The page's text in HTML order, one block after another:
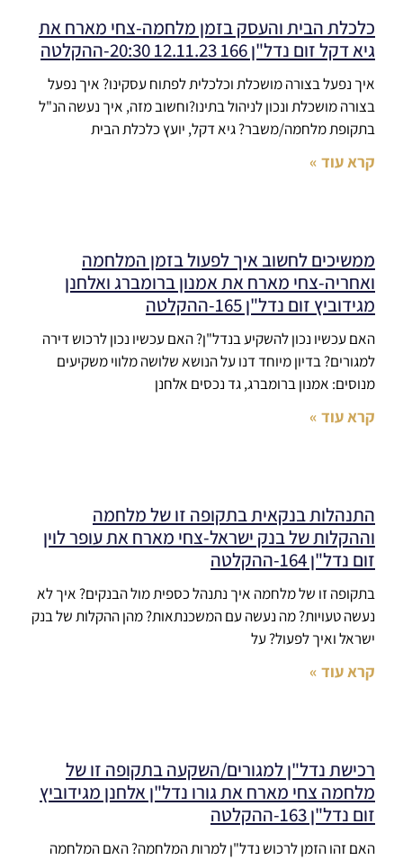
כלכלת הבית והעסק בזמן מלחמה-צחי מארח את
גיא דקל זום נדל"ן 166 12.11.23 20:30-ההקלטה
איך נפעל בצורה מושכלת וכלכלית לפתוח עסקינו? איך נפעל
בצורה מושכלת ונכון לניהול בתינו?וחשוב מזה, איך נעשה הנ"ל
בתקופת מלחמה/משבר? גיא דקל, יועץ כלכלת הבית
קרא עוד »
ממשיכים לחשוב איך לפעול בזמן המלחמה
ואחריה-צחי מארח את אמנון ברומברג ואלחנן
מגידוביץ זום נדל"ן 165-ההקלטה
האם עכשיו נכון להשקיע בנדל"ן? האם עכשיו נכון לרכוש דירה
למגורים? בדיון מיוחד דנו על הנושא שלושה מלווי משקיעים
מנוסים: אמנון ברומברג, גד נכסים אלחנן
קרא עוד »
התנהלות בנקאית בתקופה זו של מלחמה
וההקלות של בנק ישראל-צחי מארח את עופר לוין
זום נדל"ן 164-ההקלטה
בתקופה זו של מלחמה איך נתנהל כספית מול הבנקים? איך לא
נעשה טעויות? מה נעשה עם המשכנתאות? מהן ההקלות של בנק
ישראל ואיך לפעול? על
קרא עוד »
רכישת נדל"ן למגורים/השקעה בתקופה זו של
מלחמה צחי מארח את גורו נדל"ן אלחנן מגידוביץ
זום נדל"ן 163-ההקלטה
האם זהו הזמן לרכוש נדל"ן למרות המלחמה? האם המלחמה